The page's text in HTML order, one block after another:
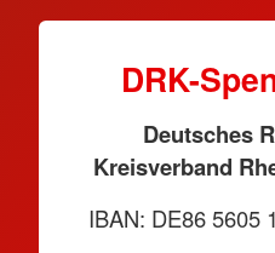
DRK-
Deutsches
Kreisverband
IBAN: DE86 5605